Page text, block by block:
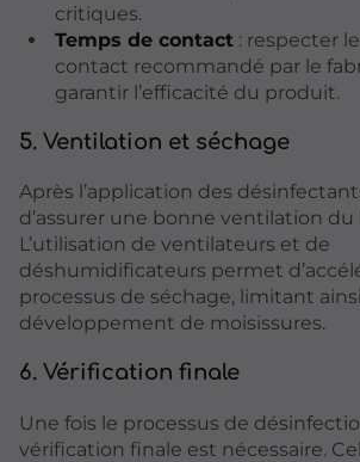
critiques.
Temps de contact: respecter
contact recommandé par le
garantir l’efficacité du produit.
5. Ventilation et séchage
Après l’application des
d’assurer une bonne ventilation du
L’utilisation de ventilateurs et de
déshumidificateurs permet
processus de séchage, limitant
développement de moisissures.
6. Vérification finale
Une fois le processus de
vérification finale est nécessaire.